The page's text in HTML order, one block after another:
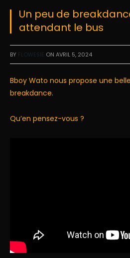
Un peu de
attendant le bus
BY FLOWESIE ON AVRIL 5, 2024
Bboy Wato nous propose une
breakdance.
Qu’en pensez-vous ?